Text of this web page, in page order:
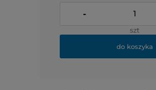
-
szt
do koszyka